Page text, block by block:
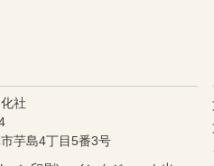
社
芋島4丁目5番3号